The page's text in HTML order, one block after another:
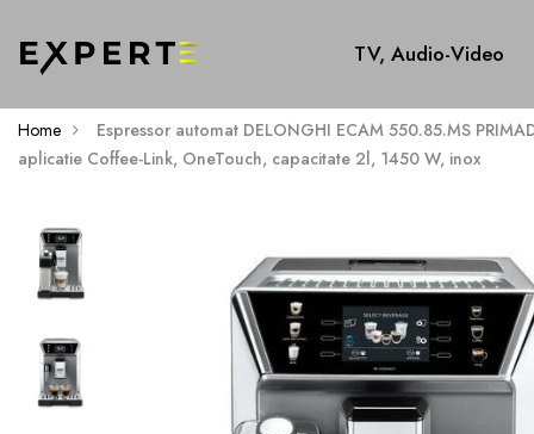
TV, Audio-Video
Home
Espressor automat DELONGHI ECAM 550.85.MS
aplicatie Coffee-Link, OneTouch, capacitate 2l, 1450 W, inox